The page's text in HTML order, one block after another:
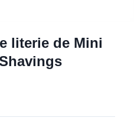
literie de Mini